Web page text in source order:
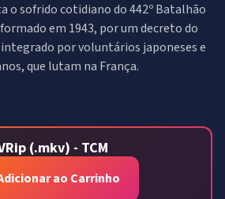
o sofrido cotidiano do 442º Batalhão
em 1943, por um decreto do
por voluntários japoneses e
que lutam na França.
(.mkv) - TCM
ao Carrinho